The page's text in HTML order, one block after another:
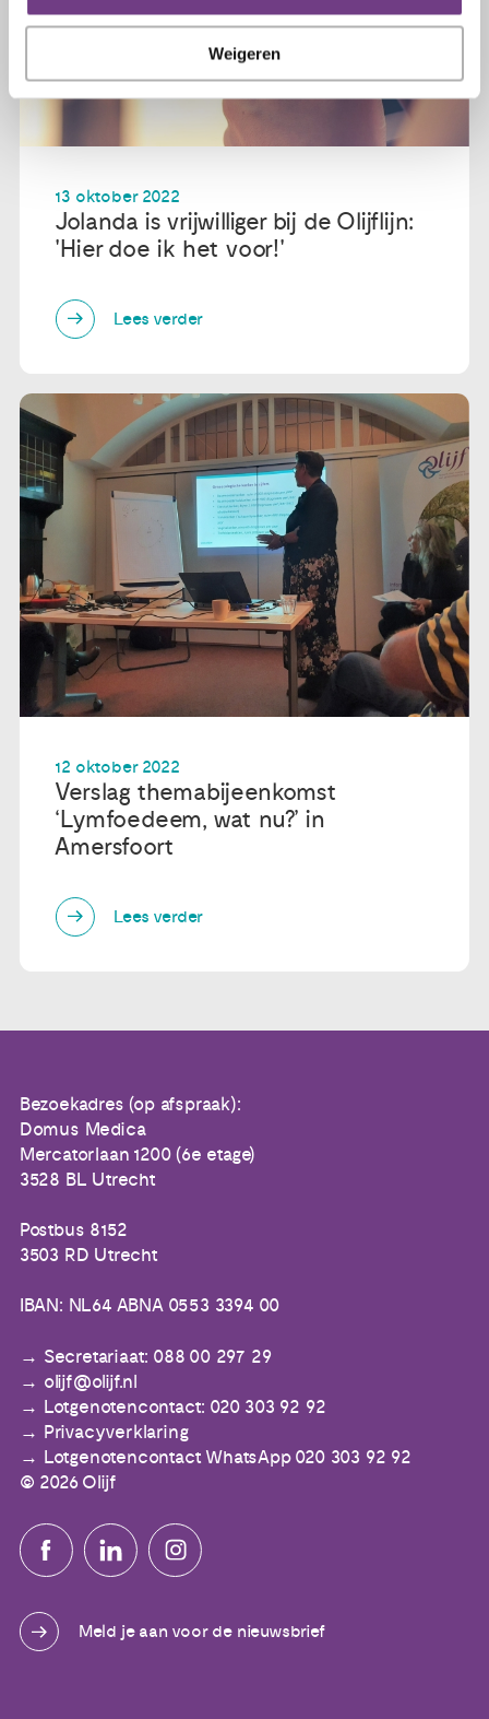
Weigeren
13 oktober 2022
Jolanda is vrijwilliger bij de Olijflijn:
'Hier doe ik het voor!'
Lees verder
12 oktober 2022
Verslag themabijeenkomst
‘Lymfoedeem, wat nu?’ in
Amersfoort
Lees verder
Bezoekadres (op afspraak):
Domus Medica
Mercatorlaan 1200 (6e etage)
3528 BL Utrecht
Postbus 8152
3503 RD Utrecht
IBAN: NL64 ABNA 0553 3394 00
Secretariaat: 088 00 297 29
olijf@olijf.nl
Lotgenotencontact: 020 303 92 92
Privacyverklaring
Lotgenotencontact WhatsApp 020 303 92 92
© 2026 Olijf
Meld je aan voor de nieuwsbrief